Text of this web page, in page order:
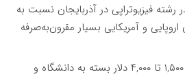
فیزیوتراپی در آذربایجان نسبت به
و آمریکایی بسیار مقرون‌به‌صرفه
۱,۵۰۰ تا ۴,۰۰۰ دلار بسته به دانشگاه و